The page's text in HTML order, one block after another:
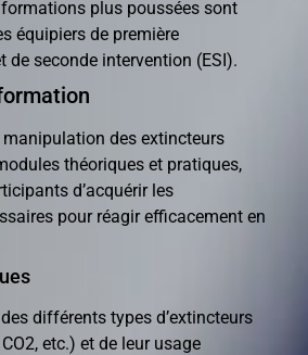
plus poussées sont
équipiers de première
de seconde intervention (ESI).
des extincteurs
théoriques et pratiques,
d’acquérir les
pour réagir efficacement en
différents types d’extincteurs
etc.) et de leur usage